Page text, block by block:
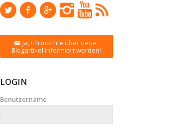
Ja, ich möchte über neue
Blogartikel informiert werden!
LOGIN
Benutzername